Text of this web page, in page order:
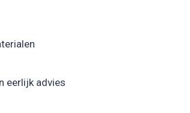
eerlijk advies